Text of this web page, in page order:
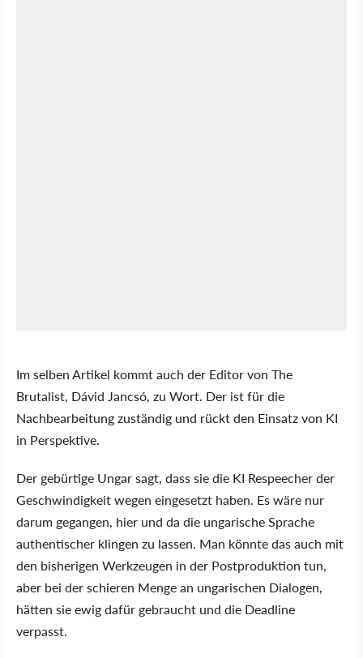
Im selben Artikel kommt auch der Editor von The
Brutalist, Dávid Jancsó, zu Wort. Der ist für die
Nachbearbeitung zuständig und rückt den Einsatz von KI
in Perspektive.
Der gebürtige Ungar sagt, dass sie die KI Respeecher der
Geschwindigkeit wegen eingesetzt haben. Es wäre nur
darum gegangen, hier und da die ungarische Sprache
authentischer klingen zu lassen. Man könnte das auch mit
den bisherigen Werkzeugen in der Postproduktion tun,
aber bei der schieren Menge an ungarischen Dialogen,
hätten sie ewig dafür gebraucht und die Deadline
verpasst.